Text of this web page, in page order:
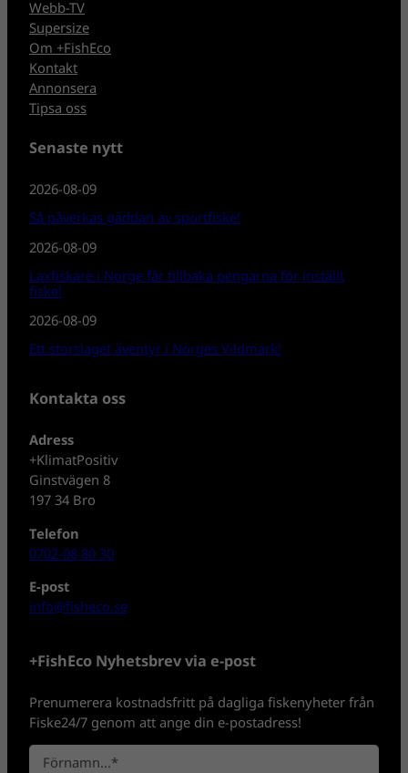
Webb-TV
Supersize
Om +FishEco
Kontakt
Annonsera
Tipsa oss
Senaste nytt
2026-08-09
Så påverkas gäddan av sportfiske!
2026-08-09
Laxfiskare i Norge får tillbaka pengarna för inställt
fiske!
2026-08-09
Ett storslaget äventyr i Norges Vildmark!
Kontakta oss
Adress
+KlimatPositiv
Ginstvägen 8
197 34 Bro
Telefon
0702-08 80 30
E-post
info@fisheco.se
+FishEco Nyhetsbrev via e-post
Prenumerera kostnadsfritt på dagliga fiskenyheter från
Fiske24/7 genom att ange din e-postadress!
N